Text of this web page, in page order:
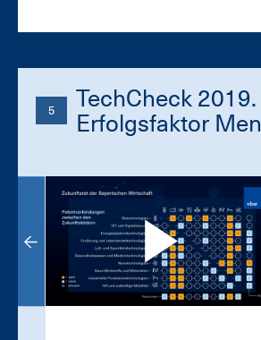
5
TechCheck 2019.
Erfolgsfaktor